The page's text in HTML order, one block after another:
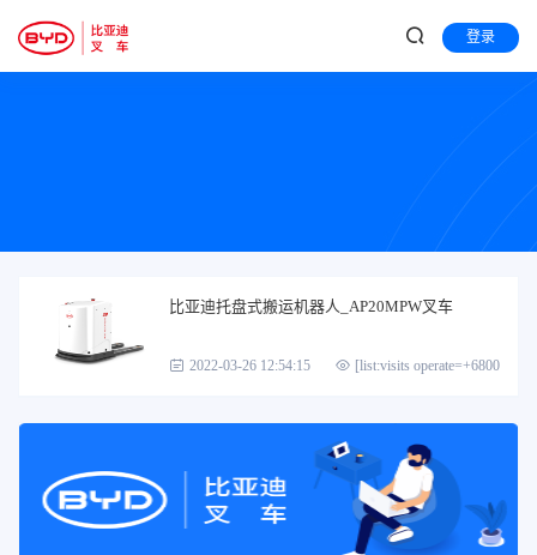
登录
比亚迪托盘式搬运机器人_AP20MPW叉车
2022-03-26 12:54:15 [list:visits operate=+6800]